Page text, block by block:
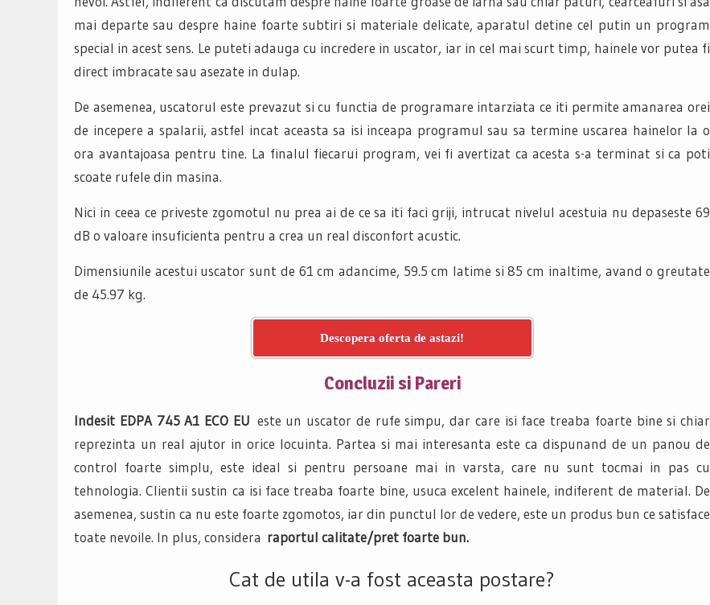
mai departe sau despre haine foarte subtiri si materiale delicate, aparatul detine cel putin un program
special in acest sens. Le puteti adauga cu incredere in uscator, iar in cel mai scurt timp, hainele vor putea fi
direct imbracate sau asezate in dulap.
De asemenea, uscatorul este prevazut si cu functia de programare intarziata ce iti permite amanarea orei
de incepere a spalarii, astfel incat aceasta sa isi inceapa programul sau sa termine uscarea hainelor la o
ora avantajoasa pentru tine. La finalul fiecarui program, vei fi avertizat ca acesta s-a terminat si ca poti
scoate rufele din masina.
Nici in ceea ce priveste zgomotul nu prea ai de ce sa iti faci griji, intrucat nivelul acestuia nu depaseste 69
dB o valoare insuficienta pentru a crea un real disconfort acustic.
Dimensiunile acestui uscator sunt de 61 cm adancime, 59.5 cm latime si 85 cm inaltime, avand o greutate
de 45.97 kg.
Descopera oferta de astazi!
Concluzii si Pareri
Indesit EDPA 745 A1 ECO EU este un uscator de rufe simpu, dar care isi face treaba foarte bine si chiar
reprezinta un real ajutor in orice locuinta. Partea si mai interesanta este ca dispunand de un panou de
control foarte simplu, este ideal si pentru persoane mai in varsta, care nu sunt tocmai in pas cu
tehnologia. Clientii sustin ca isi face treaba foarte bine, usuca excelent hainele, indiferent de material. De
asemenea, sustin ca nu este foarte zgomotos, iar din punctul lor de vedere, este un produs bun ce satisface
toate nevoile. In plus, considera raportul calitate/pret foarte bun.
Cat de utila v-a fost aceasta postare?